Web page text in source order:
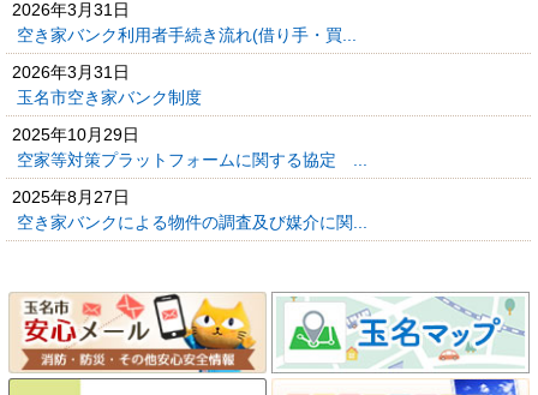
2026年3月31日
空き家バンク利用者手続き流れ(借り手・買...
2026年3月31日
玉名市空き家バンク制度
2025年10月29日
空家等対策プラットフォームに関する協定 ...
2025年8月27日
空き家バンクによる物件の調査及び媒介に関...